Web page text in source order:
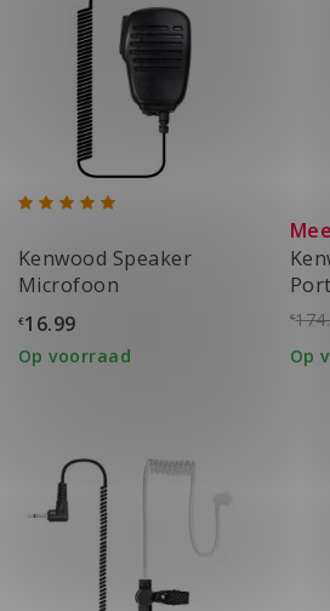
Kenwood Speaker
Microfoon
€16.99
Op voorraad
€
Op